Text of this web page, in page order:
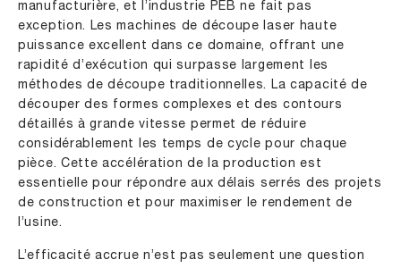
manufacturière, et l’industrie PEB ne fait pas
exception. Les machines de découpe laser haute
puissance excellent dans ce domaine, offrant une
rapidité d’exécution qui surpasse largement les
méthodes de découpe traditionnelles. La capacité de
découper des formes complexes et des contours
détaillés à grande vitesse permet de réduire
considérablement les temps de cycle pour chaque
pièce. Cette accélération de la production est
essentielle pour répondre aux délais serrés des projets
de construction et pour maximiser le rendement de
l’usine.
L’efficacité accrue n’est pas seulement une question